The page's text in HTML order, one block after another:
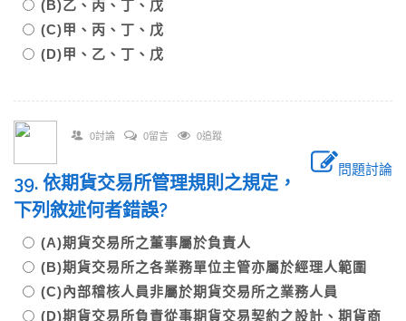
(B)乙、丙、丁、戊
(C)甲、丙、丁、戊
(D)甲、乙、丁、戊
0討論 0留言 0追蹤
問題討論
39. 依期貨交易所管理規則之規定，
下列敘述何者錯誤?
(A)期貨交易所之董事屬於負責人
(B)期貨交易所之各業務單位主管亦屬於經理人範圍
(C)內部稽核人員非屬於期貨交易所之業務人員
(D)期貨交易所負責從事期貨交易契約之設計、期貨商